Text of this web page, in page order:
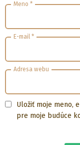
Meno *
E-mail *
Adresa webu
Uložiť moje meno,
pre moje budúce